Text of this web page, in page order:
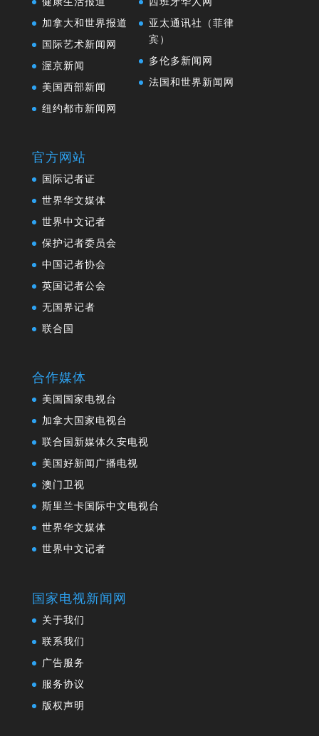
加拿大和世界报道
国际艺术新闻网
渥京新闻
美国西部新闻
纽约都市新闻网
亚太通讯社（菲律
宾）
多伦多新闻网
法国和世界新闻网
官方网站
国际记者证
世界华文媒体
世界中文记者
保护记者委员会
中国记者协会
英国记者公会
无国界记者
联合国
合作媒体
美国国家电视台
加拿大国家电视台
联合国新媒体久安电视
美国好新闻广播电视
澳门卫视
斯里兰卡国际中文电视台
世界华文媒体
世界中文记者
国家电视新闻网
关于我们
联系我们
广告服务
服务协议
版权声明